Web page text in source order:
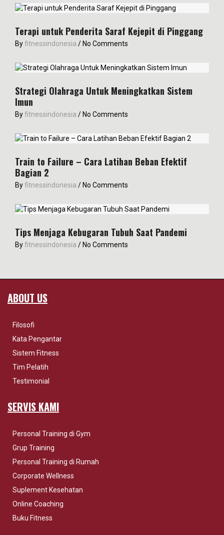
Terapi untuk Penderita Saraf Kejepit di Pinggang
Byfitnessindonesia / No Comments
Strategi Olahraga Untuk Meningkatkan Sistem
Imun
Byfitnessindonesia / No Comments
Train to Failure – Cara Latihan Beban Efektif
Bagian 2
Byfitnessindonesia / No Comments
Tips Menjaga Kebugaran Tubuh Saat Pandemi
Byfitnessindonesia / No Comments
ABOUT US
Filosofi
Kata Pengantar
Sistem Fitness
Tim Pelatih
Testimonial
SERVIS KAMI
Personal Training di Gym
Grup Training
Personal Training di Rumah
Corporate Wellness
Suplement Kesehatan
Online Coaching
Buku Fitness